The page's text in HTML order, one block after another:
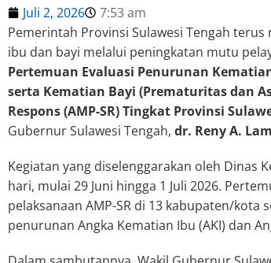
Juli 2, 2026
7:53 am
Pemerintah Provinsi Sulawesi Tengah
ibu dan bayi melalui peningkatan mutu
Pertemuan Evaluasi Penurunan
serta Kematian Bayi (Prematuritas dan
Respons (AMP-SR) Tingkat Provinsi
Gubernur Sulawesi Tengah, dr. Reny A.
Kegiatan yang diselenggarakan oleh Dinas
hari, mulai 29 Juni hingga 1 Juli 2026.
pelaksanaan AMP-SR di 13 kabupaten/
penurunan Angka Kematian Ibu (AKI) dan